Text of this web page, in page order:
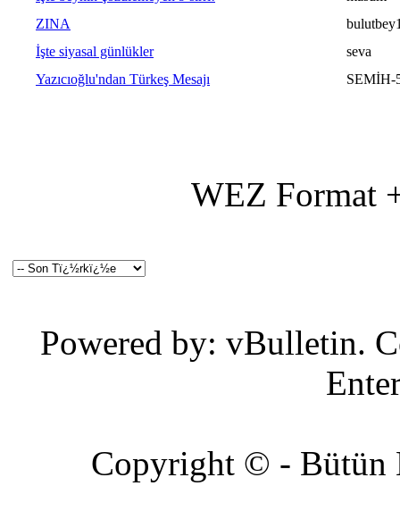
ZINA
İşte siyasal günlükler
seva
Yazıcıoğlu'ndan Türkeş Mesajı
SEMİH-
WEZ Format
Powered by: vBulletin.
Copyright © - Bütün